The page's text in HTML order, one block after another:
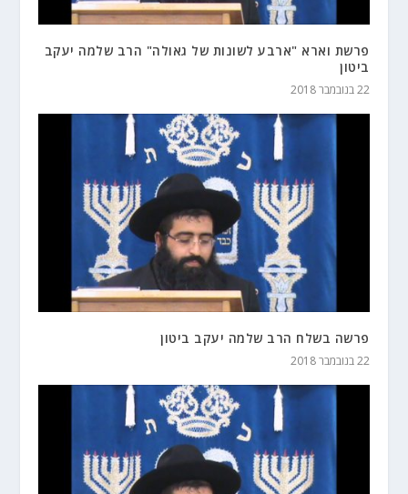
פרשת וארא "ארבע לשונות של גאולה" הרב שלמה יעקב
ביטון
22 בנובמבר 2018
פרשה בשלח הרב שלמה יעקב ביטון
22 בנובמבר 2018